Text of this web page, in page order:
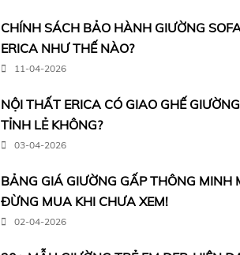
CHÍNH SÁCH BẢO HÀNH GIƯỜNG
ERICA NHƯ THẾ NÀO?
11-04-2026
NỘI THẤT ERICA CÓ GIAO GHẾ
TỈNH LẺ KHÔNG?
03-04-2026
BẢNG GIÁ GIƯỜNG GẤP THÔNG
ĐỪNG MUA KHI CHƯA XEM!
02-04-2026